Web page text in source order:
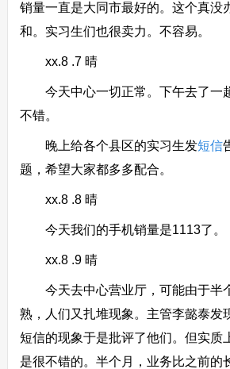
销量一直是大同市最好的。这个真没
和。实习生们也很卖力。不容易。
xx.8 .7 晴
今天中心一切正常。下午去了一
不错。
晚上给各个县区的实习生发短信
题，希望大家都多多配合。
xx.8 .8 晴
今天我们的手机销量是1113了。
xx.8 .9 晴
今天去中心营业厅，可能由于半
熟，人们又扎堆现象。主管李懿泰发
短信的现象于是批评了他们。但实质
是很不错的。半个月，业务比之前的